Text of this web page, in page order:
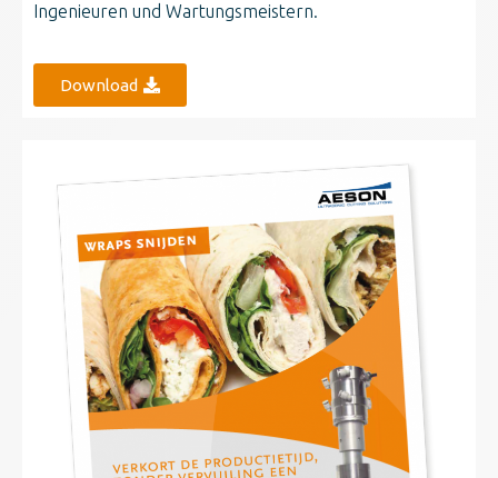
Ingenieuren und Wartungsmeistern.
Download